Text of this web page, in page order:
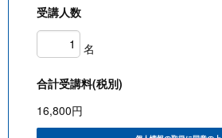
受講人数
名
合計受講料(税別)
16,800円